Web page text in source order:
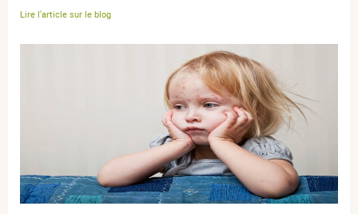
Lire l'article sur le blog